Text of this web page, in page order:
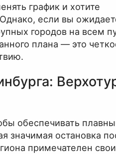
график и хотите
если вы
городов на всем
плана — это
обеспечивать
значимая остановка
примечателен